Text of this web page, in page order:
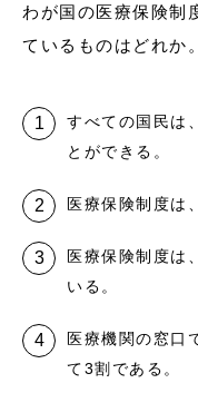
わが国の医療保険制
ているものはどれか。
すべての国民は
とができる。
医療保険制度は
医療保険制度は
いる。
医療機関の窓口
て3割である。